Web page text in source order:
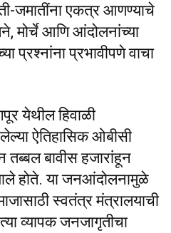
जमातींना एकत्र आणण्याचे
मोर्चे आणि आंदोलनांच्या
प्रश्नांना प्रभावीपणे वाचा
येथील हिवाळी
ऐतिहासिक ओबीसी
तब्बल बावीस हजारांहून
होते. या जनआंदोलनामुळे
स्वतंत्र मंत्रालयाची
व्यापक जनजागृतीचा